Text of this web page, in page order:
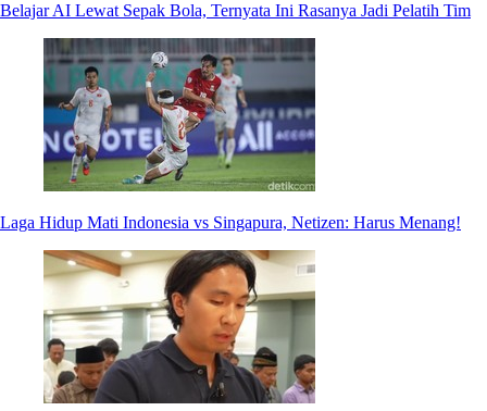
Belajar AI Lewat Sepak Bola, Ternyata Ini Rasanya Jadi Pelatih Tim
Laga Hidup Mati Indonesia vs Singapura, Netizen: Harus Menang!